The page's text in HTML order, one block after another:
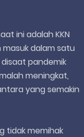
ini adalah KKN
dalam satu
pandemik
meningkat,
yang semakin
tidak memihak